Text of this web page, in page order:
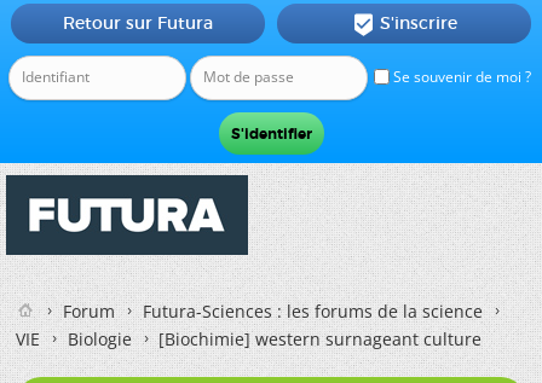
Se souvenir de moi ?
Retour sur Futura  S'inscrire
Forum
Futura-Sciences : les forums de la science
VIE
Biologie [Biochimie]western surnageant culture